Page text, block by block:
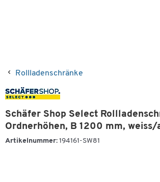
Rollladenschränke
Schäfer Shop Select
Ordnerhöhen, B 1200 mm,
Artikelnummer: 194161-SW81